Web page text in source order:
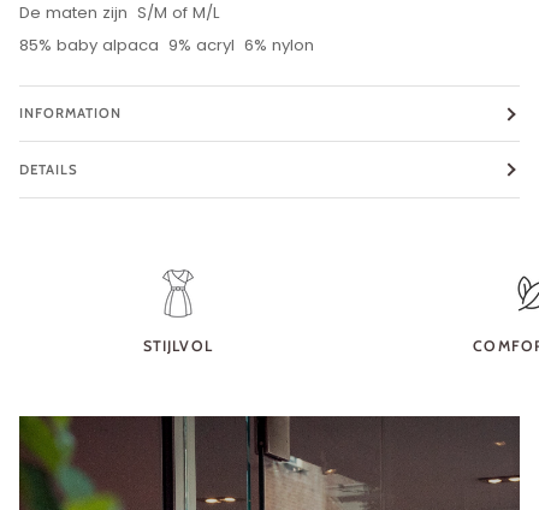
De maten zijn S/M of M/L
85% baby alpaca 9% acryl 6% nylon
INFORMATION
DETAILS
STIJLVOL